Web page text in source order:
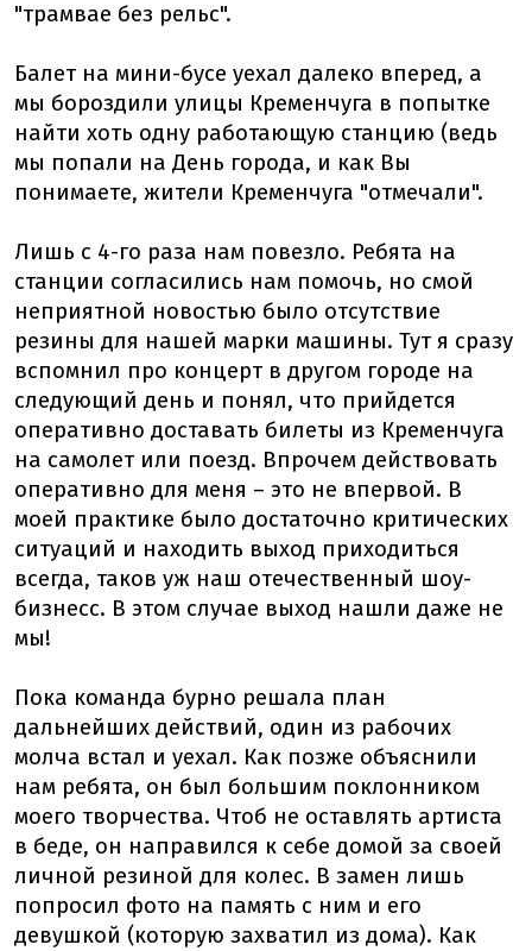
"трамвае без рельс".
Балет на мини-бусе уехал далеко вперед, а
мы бороздили улицы Кременчуга в попытке
найти хоть одну работающую станцию (ведь
мы попали на День города, и как Вы
понимаете, жители Кременчуга "отмечали".
Лишь с 4-го раза нам повезло. Ребята на
станции согласились нам помочь, но смой
неприятной новостью было отсутствие
резины для нашей марки машины. Тут я сразу
вспомнил про концерт в другом городе на
следующий день и понял, что прийдется
оперативно доставать билеты из Кременчуга
на самолет или поезд. Впрочем действовать
оперативно для меня – это не впервой. В
моей практике было достаточно критических
ситуаций и находить выход приходиться
всегда, таков уж наш отечественный шоу-
бизнесс. В этом случае выход нашли даже не
мы!
Пока команда бурно решала план
дальнейших действий, один из рабочих
молча встал и уехал. Как позже объяснили
нам ребята, он был большим поклонником
моего творчества. Чтоб не оставлять артиста
в беде, он направился к себе домой за своей
личной резиной для колес. В замен лишь
попросил фото на память с ним и его
девушкой (которую захватил из дома). Как